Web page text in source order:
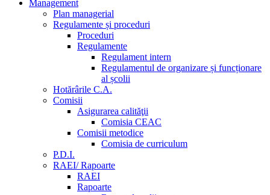
Management
Plan managerial
Regulamente și proceduri
Proceduri
Regulamente
Regulament intern
Regulamentul de organizare și funcționare
al școlii
Hotărârile C.A.
Comisii
Asigurarea calităţii
Comisia CEAC
Comisii metodice
Comisia de curriculum
P.D.I.
RAEI/ Rapoarte
RAEI
Rapoarte